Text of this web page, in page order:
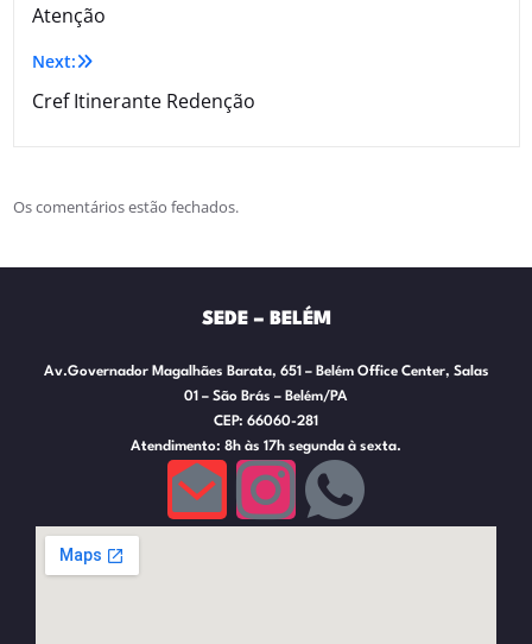
Atenção
Next:
Cref Itinerante Redenção
Os comentários estão fechados.
SEDE – BELÉM
Av.Governador Magalhães Barata, 651 – Belém Office Center, Salas
01 – São Brás – Belém/PA
CEP: 66060-281
Atendimento: 8h às 17h segunda à sexta.